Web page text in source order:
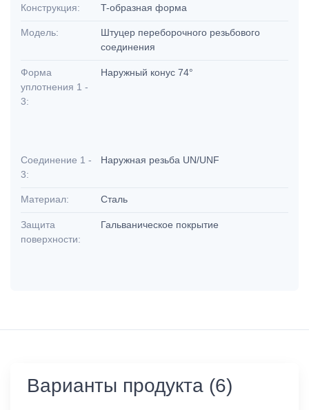
Конструкция: T-образная форма
Модель:
Штуцер переборочного резьбового
соединения
Форма
уплотнения 1 -
3:
Наружный конус 74°
Соединение 1 -
3:
Наружная резьба UN/UNF
Материал: Сталь
Защита
поверхности:
Гальваническое покрытие
Варианты продукта (6)